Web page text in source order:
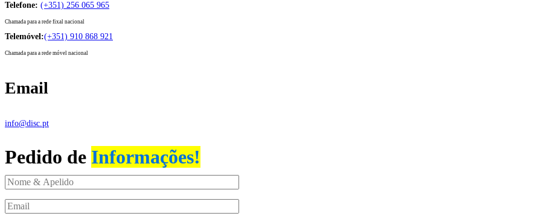
Telefone: (+351) 256 065 965
Chamada para a rede fixal nacional
Telemóvel:(+351) 910 868 921
Chamada para a rede móvel nacional
Email
info@disc.pt
Pedido de Informações!